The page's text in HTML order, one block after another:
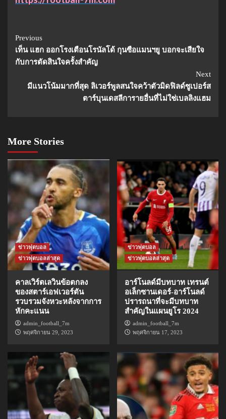
Continue
Reading
Previous
เท็น แฮก ออกโรงเตือนโรนัลโด้ กุนซือแมนฯยู บอกจะเสียใจ
กับการตัดสินใจครั้งสำคัญ
Next
มีแนวโน้มมากที่สุด ลิเวอร์พูลสนใจคว้าตัวมิดฟิลด์ซูเปอร์ส
ตาร์บุนเดสลีการายอื่นที่ไม่ใช่เบลลิงแฮม
More Stories
ข่าวฟุตบอล
ข่าวฟุตบอลล่าสุด
คาลเวิร์ตเลวินข้อตกลง
ของสตาร์เอฟเวอร์ตัน
รวบรวมจังหวะหลังจากการ
หักคะแนน
admin_football_7m
พฤศจิกายน 29, 2023
ข่าวฟุตบอล
ข่าวฟุตบอลล่าสุด
อาร์โนลด์มีบทบาท เทรนต์
อเล็กซานเดอร์-อาร์โนลด์
ปรารถนาที่จะมีบทบาท
สำคัญในแผนยูโร 2024
admin_football_7m
พฤศจิกายน 17, 2023